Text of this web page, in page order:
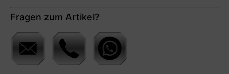
Fragen zum Artikel?